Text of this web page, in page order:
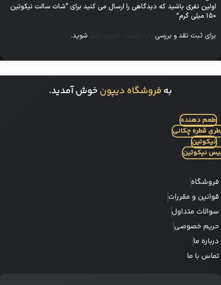
اولین نفری باشید که دیدگاهی را ارسال می کنید برای “شات سالت نیکوتین
۱۵۰ میلی گرم”
برای ثبت نقد و بررسی
شوید.
به فروشگاه دیپونخوش آمدید.
طعم دهنده
قطره چکانی
نیکوتین
نیکوتین
فروشگاه
قوانین و مقررات
سوالات متداول
حریم خصوصی
درباره ما
تماس با ما